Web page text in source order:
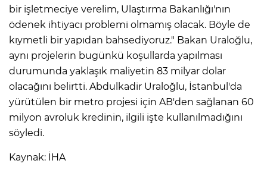
bir işletmeciye verelim, Ulaştırma Bakanlığı'nın
ödenek ihtiyacı problemi olmamış olacak. Böyle de
kıymetli bir yapıdan bahsediyoruz." Bakan Uraloğlu,
aynı projelerin bugünkü koşullarda yapılması
durumunda yaklaşık maliyetin 83 milyar dolar
olacağını belirtti. Abdulkadir Uraloğlu, İstanbul'da
yürütülen bir metro projesi için AB'den sağlanan 60
milyon avroluk kredinin, ilgili işte kullanılmadığını
söyledi.
Kaynak: İHA